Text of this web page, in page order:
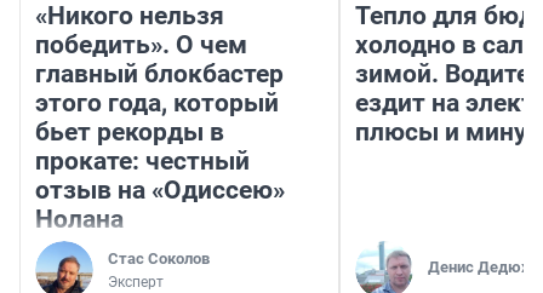
«Никого нельзя
победить». О чем
главный блокбастер
этого года, который
бьет рекорды в
прокате: честный
отзыв на «Одиссею»
Нолана
Стас Соколов
Эксперт
Тепло для
холодно в
зимой.
ездит на
плюсы и
Денис